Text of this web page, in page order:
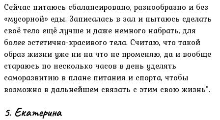
Сейчас питаюсь сбалансировано, разнообразно и без
«мусорной» еды. Записалась в зал и пытаюсь сделать
своё тело ещё лучше и даже немного набрать, для
более эстетично-красивого тела. Считаю, что такой
образ жизни уже ни на что не променяю, да и вообще
стараюсь по несколько часов в день уделять
саморазвитию в плане питания и спорта, чтобы
возможно в дальнейшем связать с этим свою жизнь”.
5. Екатерина